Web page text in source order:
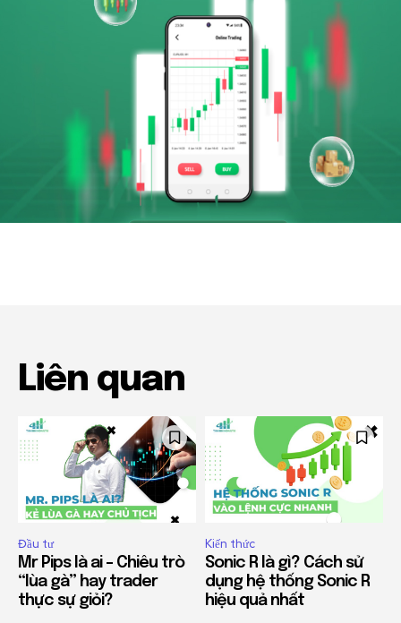
Liên quan
Đầu tư
Mr Pips là ai – Chiêu trò
“lùa gà” hay trader
thực sự giỏi?
Kiến thức
Sonic R là gì? Cách sử
dụng hệ thống Sonic R
hiệu quả nhất